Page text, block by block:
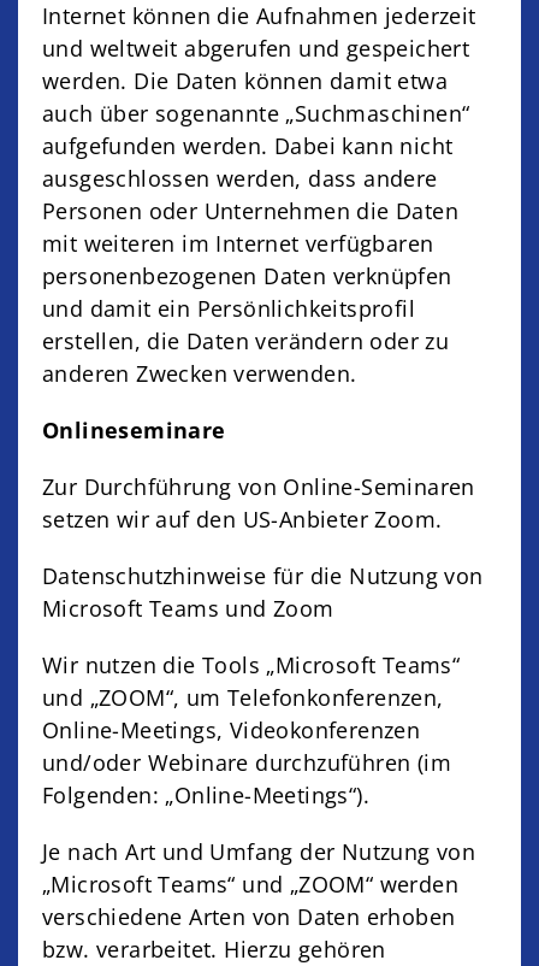
Internet können die Aufnahmen jederzeit
und weltweit abgerufen und gespeichert
werden. Die Daten können damit etwa
auch über sogenannte „Suchmaschinen“
aufgefunden werden. Dabei kann nicht
ausgeschlossen werden, dass andere
Personen oder Unternehmen die Daten
mit weiteren im Internet verfügbaren
personenbezogenen Daten verknüpfen
und damit ein Persönlichkeitsprofil
erstellen, die Daten verändern oder zu
anderen Zwecken verwenden.
Onlineseminare
Zur Durchführung von Online-Seminaren
setzen wir auf den US-Anbieter Zoom.
Datenschutzhinweise für die Nutzung von
Microsoft Teams und Zoom
Wir nutzen die Tools „Microsoft Teams“
und „ZOOM“, um Telefonkonferenzen,
Online-Meetings, Videokonferenzen
und/oder Webinare durchzuführen (im
Folgenden: „Online-Meetings“).
Je nach Art und Umfang der Nutzung von
„Microsoft Teams“ und „ZOOM“ werden
verschiedene Arten von Daten erhoben
bzw. verarbeitet. Hierzu gehören